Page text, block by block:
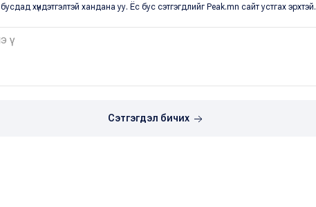
хүндэтгэлтэй хандана уу. Ёс бус сэтгэгдлийг Peak.mn сайт устгах эрхтэй.
Сэтгэгдэл бичих